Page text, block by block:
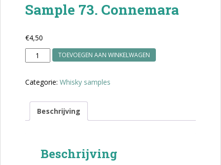
Sample 73. Connemara
€4,50
Sample
73.
aantal
TOEVOEGEN AAN WINKELWAGEN
Categorie: Whisky samples
Beschrijving
Beschrijving